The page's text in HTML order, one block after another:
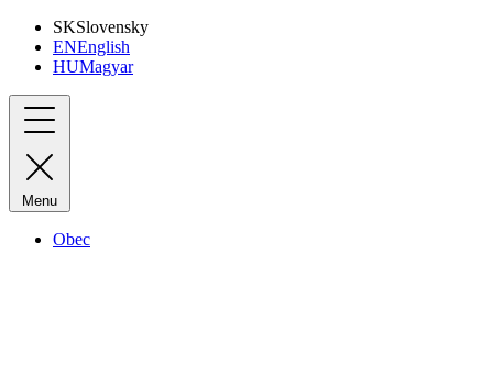
SKSlovensky
ENEnglish
HUMagyar
Menu
Obec